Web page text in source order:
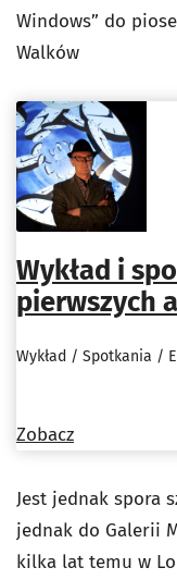
Windows” do
Walków
Wykład i
pierwszych
Wykład / Spotkania /
Zobacz
Jest jednak spora
jednak do Galerii
kilka lat temu w